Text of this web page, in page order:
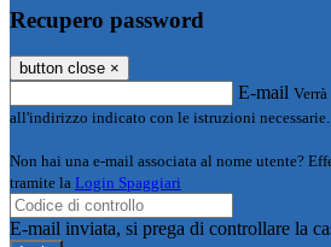
Recupero password
button close ×
E-mail
all'indirizzo indicato con le istruzioni necessarie.
Non hai una e-mail associata al nome utente?
tramite la Login Spaggiari
E-mail inviata, si prega di controllare la